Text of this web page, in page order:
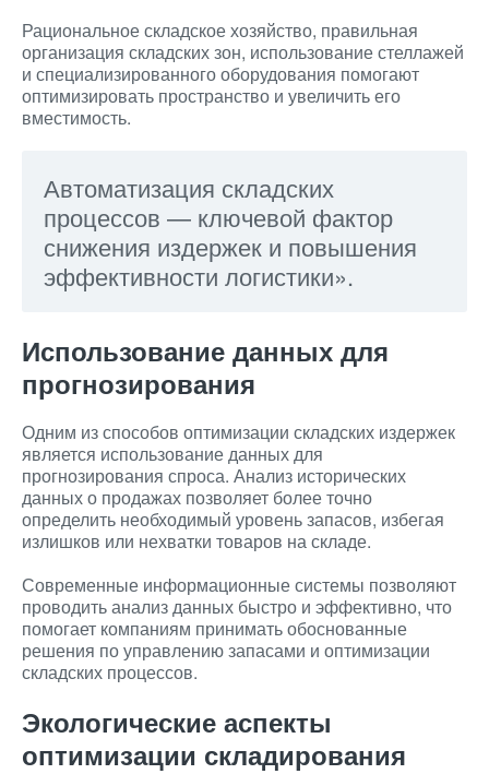
Рациональное складское хозяйство, правильная
организация складских зон, использование стеллажей
и специализированного оборудования помогают
оптимизировать пространство и увеличить его
вместимость.
Автоматизация складских
процессов — ключевой фактор
снижения издержек и повышения
эффективности логистики».
Использование данных для
прогнозирования
Одним из способов оптимизации складских издержек
является использование данных для
прогнозирования спроса. Анализ исторических
данных о продажах позволяет более точно
определить необходимый уровень запасов, избегая
излишков или нехватки товаров на складе.
Современные информационные системы позволяют
проводить анализ данных быстро и эффективно, что
помогает компаниям принимать обоснованные
решения по управлению запасами и оптимизации
складских процессов.
Экологические аспекты
оптимизации складирования